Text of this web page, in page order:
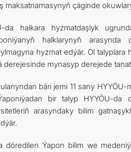
çäginde
da halkara hyzmatdaşlyk
halklarynyň
hyzmat edýär. Ol
mynasyp derejede
bäri jemi 11 sany
bir talyp HYYÖU-da
arasyndaky bilim
döredilen Ýapon bilim we